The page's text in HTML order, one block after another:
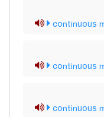
continuous
continuous
continuous